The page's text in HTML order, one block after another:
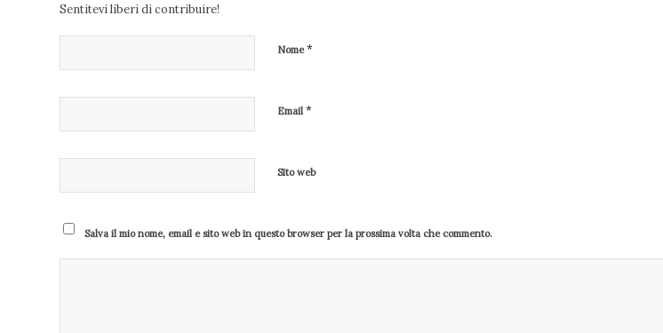
Sentitevi liberi di contribuire!
Nome*
Email *
Sito web
Salva il mio nome, email e sito web in questo browser per la prossima volta che commento.